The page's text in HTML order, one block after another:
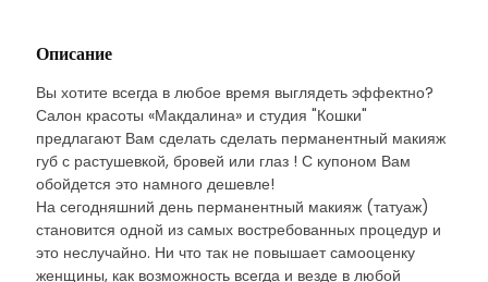
Описание
Вы хотите всегда в любое время выглядеть эффектно?
Салон красоты «Макдалина» и студия "Кошки"
предлагают Вам сделать сделать перманентный макияж
губ с растушевкой, бровей или глаз ! С купоном Вам
обойдется это намного дешевле!
На сегодняшний день перманентный макияж (татуаж)
становится одной из самых востребованных процедур и
это неслучайно. Ни что так не повышает самооценку
женщины, как возможность всегда и везде в любой